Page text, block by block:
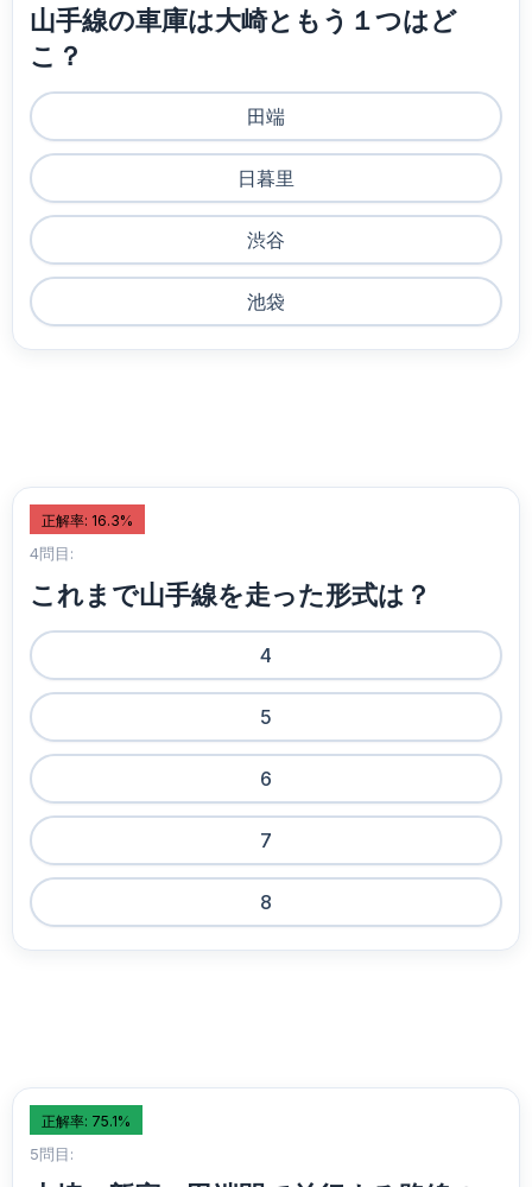
山手線の車庫は大崎ともう１つはど
こ？
田端
日暮里
渋谷
池袋
正解率: 16.3%
4問目:
これまで山手線を走った形式は？
4
5
6
7
8
正解率: 75.1%
5問目: